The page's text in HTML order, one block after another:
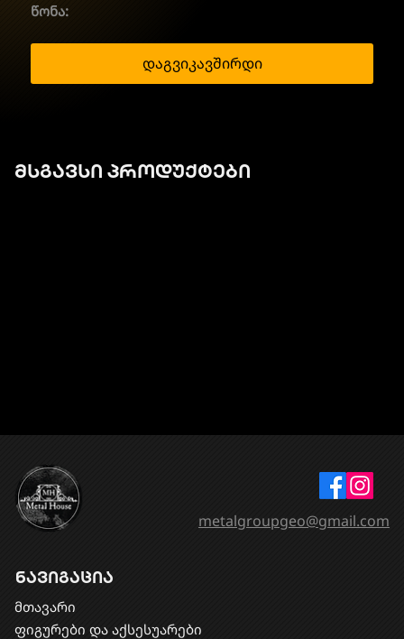
წონა:
დაგვიკავშირდი
მსგავსი პროდუქტები
ნავიგაცია
მთავარი
ფიგურები და აქსესუარები
metalgroupgeo@gmail.com